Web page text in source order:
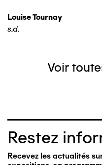
Louise Tournay
s.d.
Voir
Restez
Recevez les actualités